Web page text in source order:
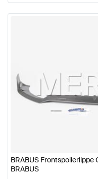
BRABUS Frontspoilerlippe
BRABUS